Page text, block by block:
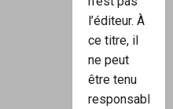
l’éditeur. À
ce titre, il
ne peut
être tenu
responsable